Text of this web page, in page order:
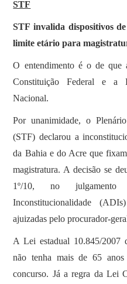
STF
STF invalida dispositivos
limite etário para
O entendimento é o de que
Constituição Federal e a
Nacional.
Por unanimidade, o
(STF) declarou a
da Bahia e do Acre que
magistratura. A decisão se
1º/10, no
Inconstitucionalidade
ajuizadas pelo procurador-
A Lei estadual 10.845/2007
não tenha mais de 65
concurso. Já a regra da Lei